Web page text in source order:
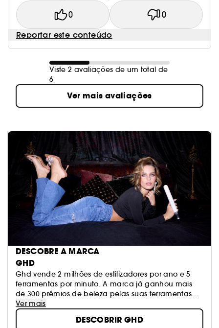
0 0
Reportar este conteúdo
Viste 2 avaliações de um total de
6
Ver mais avaliações
DESCOBRE A MARCA
GHD
Ghd vende 2 milhões de estilizadores por ano e 5
ferramentas por minuto. A marca já ganhou mais
de 300 prémios de beleza pelas suas ferramentas
inovadoras que mantêm uma temperatura
constante de 185°C, a temperatura ideal para os
melhores resultados sem afetar a saúde do cabelo.
Ver mais
DESCOBRIR GHD